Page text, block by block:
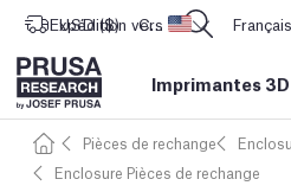
Expédition vers Etats-Unis
USD ($) CORE One L: Maintenant en stock ! Français
Imprimantes 3D
Pièces de rechange
Enclosure Pièces de rechange